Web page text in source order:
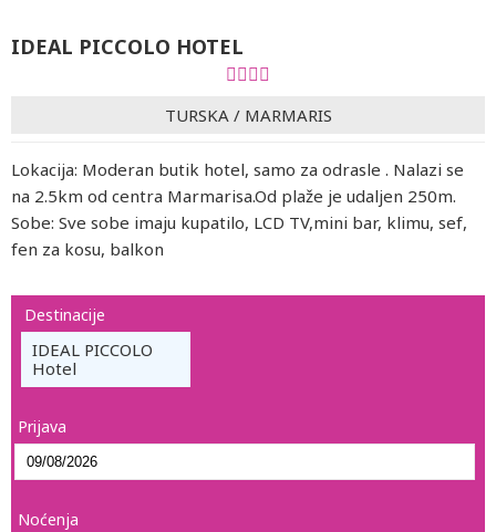
IDEAL PICCOLO HOTEL
TURSKA / MARMARIS
Lokacija: Moderan butik hotel, samo za odrasle . Nalazi se
na 2.5km od centra Marmarisa.Od plaže je udaljen 250m.
Sobe: Sve sobe imaju kupatilo, LCD TV,mini bar, klimu, sef,
fen za kosu, balkon
Destinacije
IDEAL PICCOLO
Hotel
Prijava
Noćenja